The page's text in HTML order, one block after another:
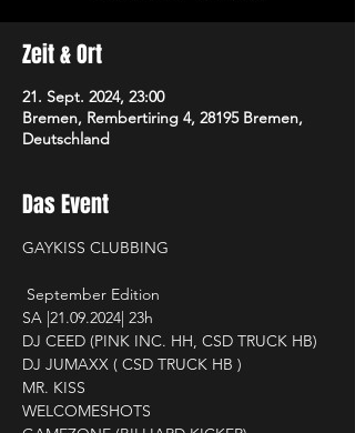
Zeit & Ort
21. Sept. 2024, 23:00
Bremen, Rembertiring 4, 28195 Bremen,
Deutschland
Das Event
GAYKISS CLUBBING
September Edition
SA |21.09.2024| 23h
DJ CEED (PINK INC. HH, CSD TRUCK HB)
DJ JUMAXX ( CSD TRUCK HB )
MR. KISS
WELCOMESHOTS